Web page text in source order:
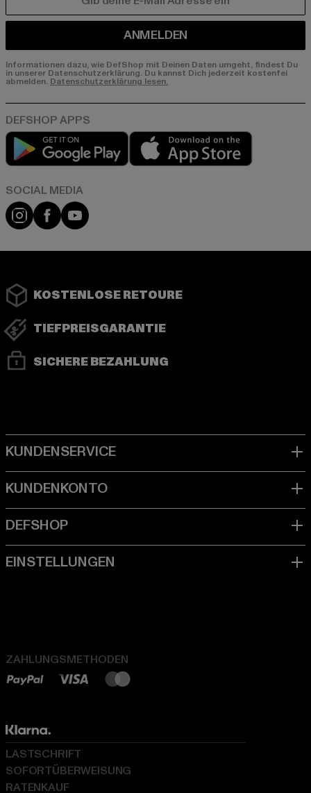
ANMELDEN
Informationen dazu, wie DefShop mit Deinen Daten umgeht, findest Du
in unserer Datenschutzerklärung. Du kannst Dich jederzeit kostenfei
abmelden. Datenschutzerklärung lesen.
Play market
Instagram
FacebookYouTube
KOSTENLOSE RETOURE
TIEFPREISGARANTIE
SICHERE BEZAHLUNG
ZAHLUNGSMETHODEN
LASTSCHRIFT
SOFORTÜBERWEISUNG
RATENKAUF